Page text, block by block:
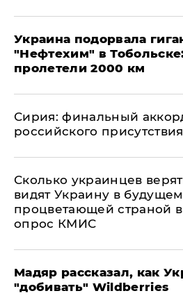
Украина подорвала
"Нефтехим" в
пролетели 2000 км
​Сирия: финальный
российского присутствия
Сколько украинцев
видят Украину в будущем
процветающей страной в
опрос КМИС
Мадяр рассказал, как
"добивать" Wildberries